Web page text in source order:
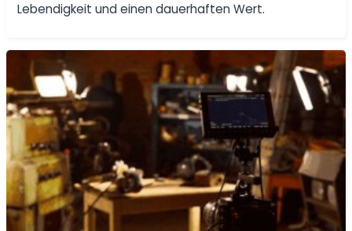
Lebendigkeit und einen dauerhaften Wert.